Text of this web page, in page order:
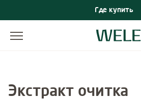
Где купить
Экстракт очитка